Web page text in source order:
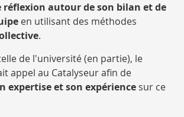
réflexion autour de son bilan et de
en utilisant des méthodes
.
de l'université (en partie), le
appel au Catalyseur afin de
expertise et son expérience sur ce